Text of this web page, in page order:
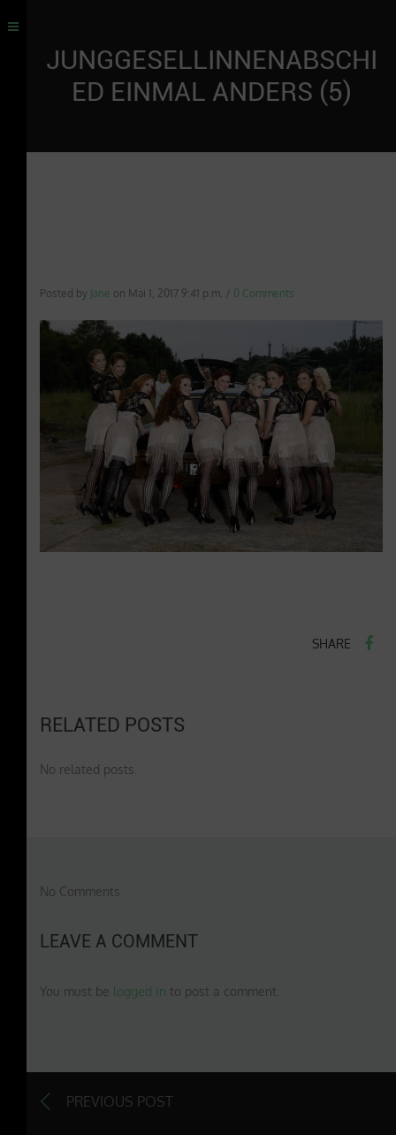
JUNGGESELLINNENABSCHI
ED EINMAL ANDERS (5)
Posted by Jane on Mai 1, 2017 9:41 p.m. / 0 Comments
SHARE
RELATED POSTS
No related posts.
No Comments
LEAVE A COMMENT
You must be logged in to post a comment.
PREVIOUS POST